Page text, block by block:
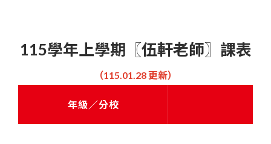
115學年上學期〖伍軒老師〗課表
（115.01.28 更新）
年級／分校